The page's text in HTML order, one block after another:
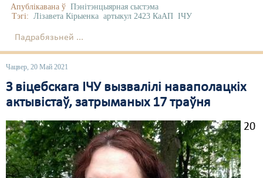
Апублікавана ў Пэнітэнцыярная сыстэма
Тэгі: Лізавета Кірыенка артыкул 2423 КаАП ІЧУ
Падрабязьней ...
Чацвер, 20 Май 2021
З віцебскага ІЧУ вызвалілі наваполацкіх
актывістаў, затрыманых 17 траўня
20